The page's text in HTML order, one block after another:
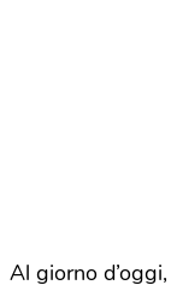
Al giorno